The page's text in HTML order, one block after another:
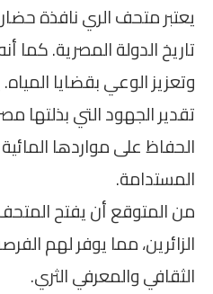
يعتبر متحف الري نافذة
تاريخ الدولة المصرية. كما
وتعزيز الوعي بقضايا
تقدير الجهود التي بذلتها
الحفاظ على مواردها
المستدامة.
من المتوقع أن يفتح المتحف
الزائرين، مما يوفر لهم
الثقافي والمعرفي الثري.